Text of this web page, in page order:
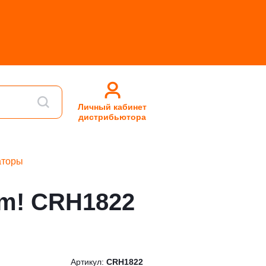
Личный кабинет
дистрибьютора
CRH1822
Артикул: CRH1822